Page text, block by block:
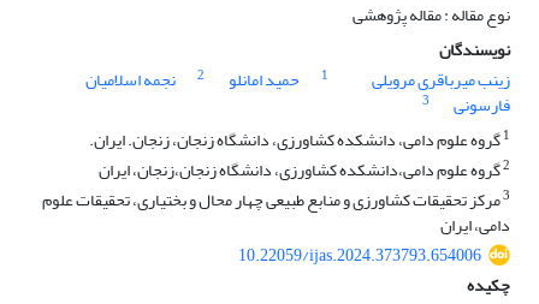
نوع مقاله : مقاله پژوهشی
نویسندگان
زینب میرباقری مرویلی
1 حمید امانلو 2 نجمه اسلامیان
فارسونی
3
1گروه علوم دامی، دانشکده کشاورزی، دانشگاه زنجان، زنجان. ایران.
2گروه علوم دامی،دانشکده کشاورزی، دانشگاه زنجان،زنجان، ایران
3مرکز تحقیقات کشاورزی و منابع طبیعی چهار محال و بختیاری، تحقیقات علوم
دامی، ایران
10.22059/ijas.2024.373793.654006
چکیده